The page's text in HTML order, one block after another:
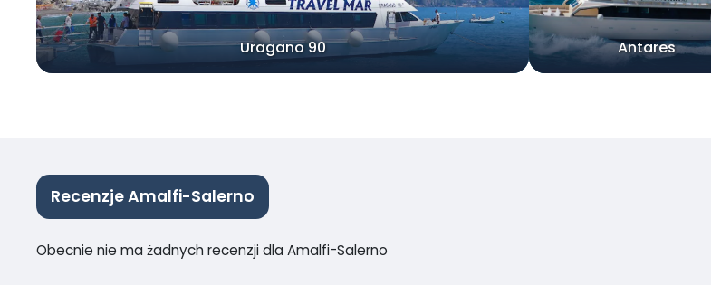
Uragano 90 Antares
Recenzje Amalfi-Salerno
Obecnie nie ma żadnych recenzji dla Amalfi-Salerno